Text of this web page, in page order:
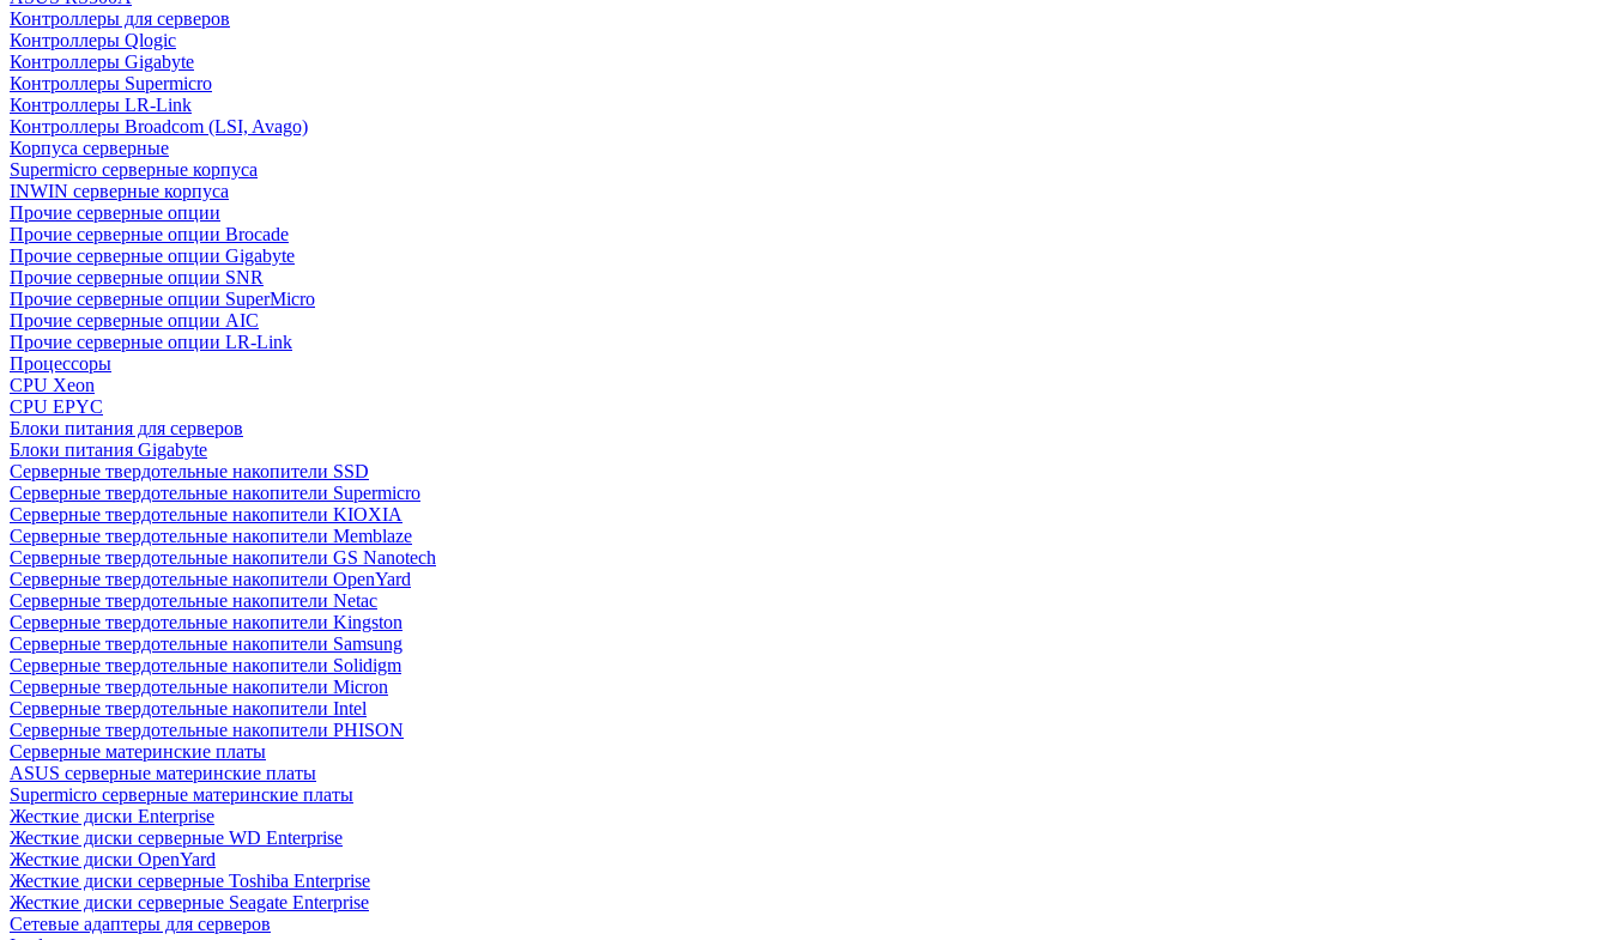
Контроллеры для серверов
Контроллеры Qlogic
Контроллеры Gigabyte
Контроллеры Supermicro
Контроллеры LR-Link
Контроллеры Broadcom (LSI, Avago)
Корпуса серверные
Supermicro серверные корпуса
INWIN серверные корпуса
Прочие серверные опции
Прочие серверные опции Brocade
Прочие серверные опции Gigabyte
Прочие серверные опции SNR
Прочие серверные опции SuperMicro
Прочие серверные опции AIC
Прочие серверные опции LR-Link
Процессоры
CPU Xeon
CPU EPYC
Блоки питания для серверов
Блоки питания Gigabyte
Серверные твердотельные накопители SSD
Cерверные твердотельные накопители Supermicro
Cерверные твердотельные накопители KIOXIA
Cерверные твердотельные накопители Memblaze
Cерверные твердотельные накопители GS Nanotech
Серверные твердотельные накопители OpenYard
Серверные твердотельные накопители Netac
Cерверные твердотельные накопители Kingston
Cерверные твердотельные накопители Samsung
Cерверные твердотельные накопители Solidigm
Cерверные твердотельные накопители Micron
Cерверные твердотельные накопители Intel
Cерверные твердотельные накопители PHISON
Серверные материнские платы
ASUS серверные материнские платы
Supermicro серверные материнские платы
Жесткие диски Enterprise
Жесткие диски серверные WD Enterprise
Жесткие диски OpenYard
Жесткие диски серверные Toshiba Enterprise
Жесткие диски серверные Seagate Enterprise
Сетевые адаптеры для серверов